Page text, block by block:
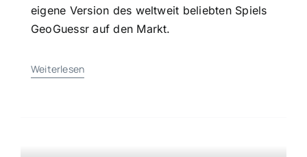
eigene Version des weltweit beliebten Spiels
GeoGuessr auf den Markt.
Weiterlesen